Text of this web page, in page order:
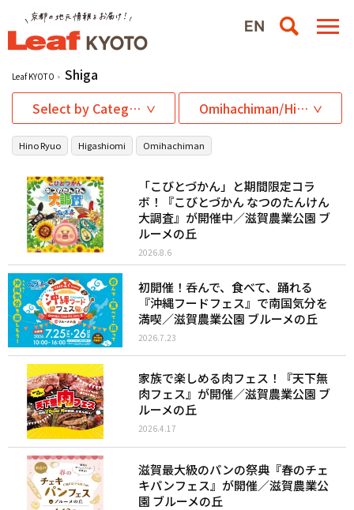
Leaf KYOTO
Shiga
Select by Category
Omihachiman/Higashiomi area
Hino Ryuo Higashiomi Omihachiman
「こびとづかん」と期間限定コラ
ボ！『こびとづかん なつのたんけん
大調査』が開催中／滋賀農業公園 ブ
ルーメの丘
2026.8.6
初開催！呑んで、食べて、踊れる
『沖縄フードフェス』で南国気分を
満喫／滋賀農業公園 ブルーメの丘
2026.7.23
家族で楽しめる肉フェス！『天下無
肉フェス』が開催／滋賀農業公園 ブ
ルーメの丘
2026.4.17
滋賀最大級のパンの祭典『春のチェ
キパンフェス』が開催／滋賀農業公
園 ブルーメの丘